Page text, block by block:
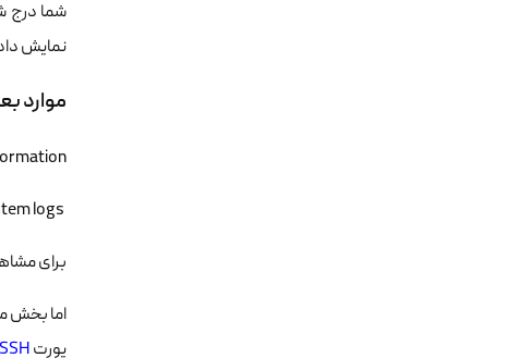
شما درج
نمایش
موارد
برای
پورتSSH